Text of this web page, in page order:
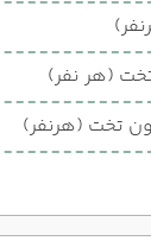
(هر نفر)
تخت (هرنفر)